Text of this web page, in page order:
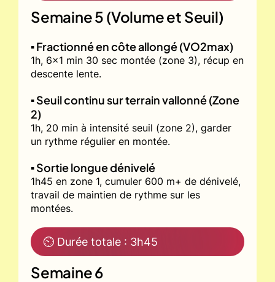
Semaine 5 (Volume et Seuil)
▪️ Fractionné en côte allongé (VO2max)
1h, 6x1 min 30 sec montée (zone 3), récup en
descente lente.
▪️ Seuil continu sur terrain vallonné (Zone
2)
1h, 20 min à intensité seuil (zone 2), garder
un rythme régulier en montée.
▪️ Sortie longue dénivelé
1h45 en zone 1, cumuler 600 m+ de dénivelé,
travail de maintien de rythme sur les
montées.
⏲ Durée totale : 3h45
Semaine 6